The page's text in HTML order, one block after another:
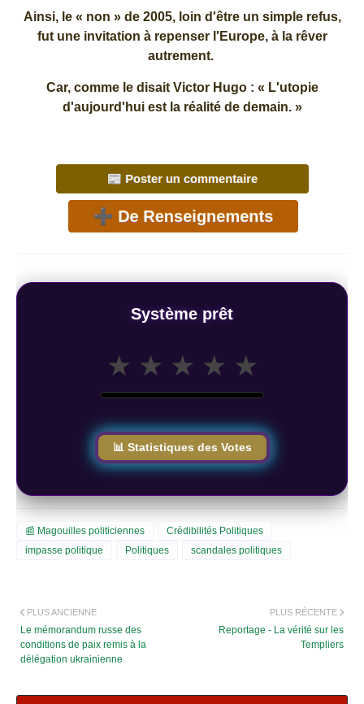
Ainsi, le « non » de 2005, loin d'être un simple refus,
fut une invitation à repenser l'Europe, à la rêver
autrement.
Car, comme le disait Victor Hugo : « L'utopie
d'aujourd'hui est la réalité de demain. »
Système prêt
★ ★ ★ ★ ★
📊 Statistiques des Votes
📰 Magouilles politiciennes
Crédibilités Politiques
impasse politique
Politiques scandales politiques
PLUS RÉCENTE
Reportage - La vérité sur les
Templiers
PLUS ANCIENNE
Le mémorandum russe des
conditions de paix remis à la
délégation ukrainienne